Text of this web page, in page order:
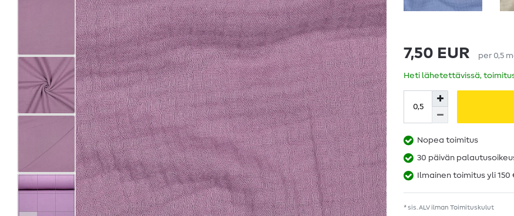
7,50 EUR per 0,5
Heti lähetettävissä,
Nopea toimitus
30 päivän
Ilmainen toimitus yli 150
* sis. ALV ilman Toimituskulut